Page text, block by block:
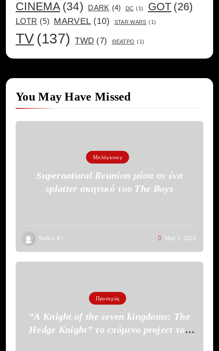
CINEMA (34) DARK (4) DC (1) GOT (26)
LOTR (5) MARVEL (10) STAR WARS (1)
TV (137) TWD (7) ΘΕΑΤΡΟ (1)
You May Have Missed
Μπλόγκινκγ
Supernatural Reunion μέσα σε ένα
splatter σκηνικό του The Boys
Stelios Kr May 1, 2026
Προσεχώς
“A Knight of the seven kingdoms: The
Hedge Knight” το επόμενο project του